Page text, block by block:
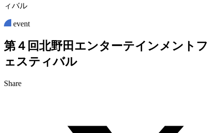
ィバル
event
第４ 回北野田 エンタ ーテイ ンメ ン ト フ
ェスティバル
Share